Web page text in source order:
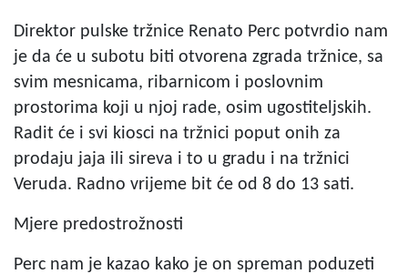
Direktor pulske tržnice Renato Perc potvrdio nam
je da će u subotu biti otvorena zgrada tržnice, sa
svim mesnicama, ribarnicom i poslovnim
prostorima koji u njoj rade, osim ugostiteljskih.
Radit će i svi kiosci na tržnici poput onih za
prodaju jaja ili sireva i to u gradu i na tržnici
Veruda. Radno vrijeme bit će od 8 do 13 sati.
Mjere predostrožnosti
Perc nam je kazao kako je on spreman poduzeti